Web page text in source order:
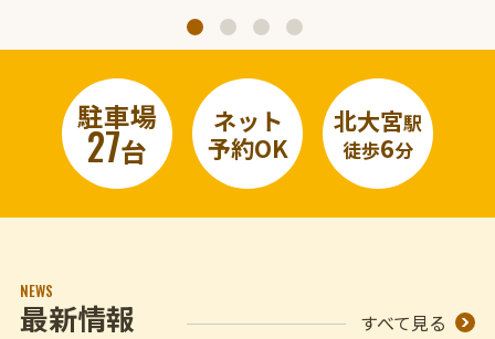
駐車場
27台
ネット
予約OK
北大宮駅
徒歩6分
NEWS
最新情報 すべて見る